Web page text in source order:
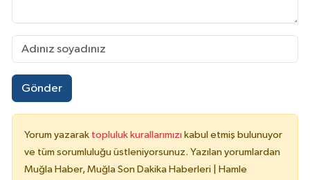
Gönder
Yorum yazarak topluluk kurallarımızı kabul etmiş bulunuyor
ve tüm sorumluluğu üstleniyorsunuz. Yazılan yorumlardan
Muğla Haber, Muğla Son Dakika Haberleri | Hamle